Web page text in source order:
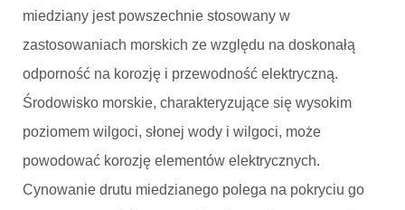
miedziany jest powszechnie stosowany w
zastosowaniach morskich ze względu na doskonałą
odporność na korozję i przewodność elektryczną.
Środowisko morskie, charakteryzujące się wysokim
poziomem wilgoci, słonej wody i wilgoci, może
powodować korozję elementów elektrycznych.
Cynowanie drutu miedzianego polega na pokryciu go